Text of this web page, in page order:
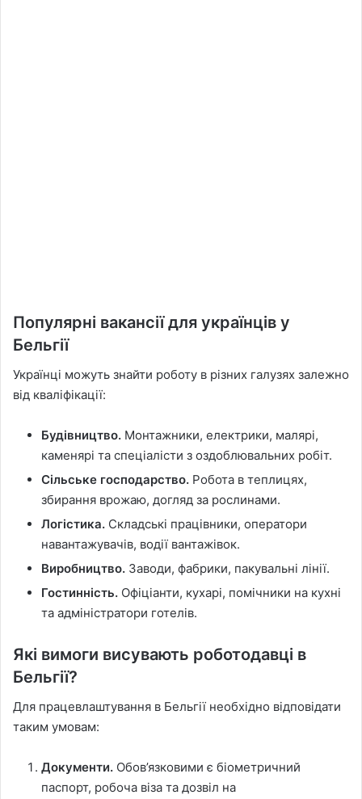
Популярні вакансії для українців у
Бельгії
Українці можуть знайти роботу в різних галузях залежно
від кваліфікації:
Будівництво. Монтажники, електрики, малярі,
каменярі та спеціалісти з оздоблювальних робіт.
Сільське господарство. Робота в теплицях,
збирання врожаю, догляд за рослинами.
Логістика. Складські працівники, оператори
навантажувачів, водії вантажівок.
Виробництво. Заводи, фабрики, пакувальні лінії.
Гостинність. Офіціанти, кухарі, помічники на кухні
та адміністратори готелів.
Які вимоги висувають роботодавці в
Бельгії?
Для працевлаштування в Бельгії необхідно відповідати
таким умовам:
Документи. Обов’язковими є біометричний
паспорт, робоча віза та дозвіл на